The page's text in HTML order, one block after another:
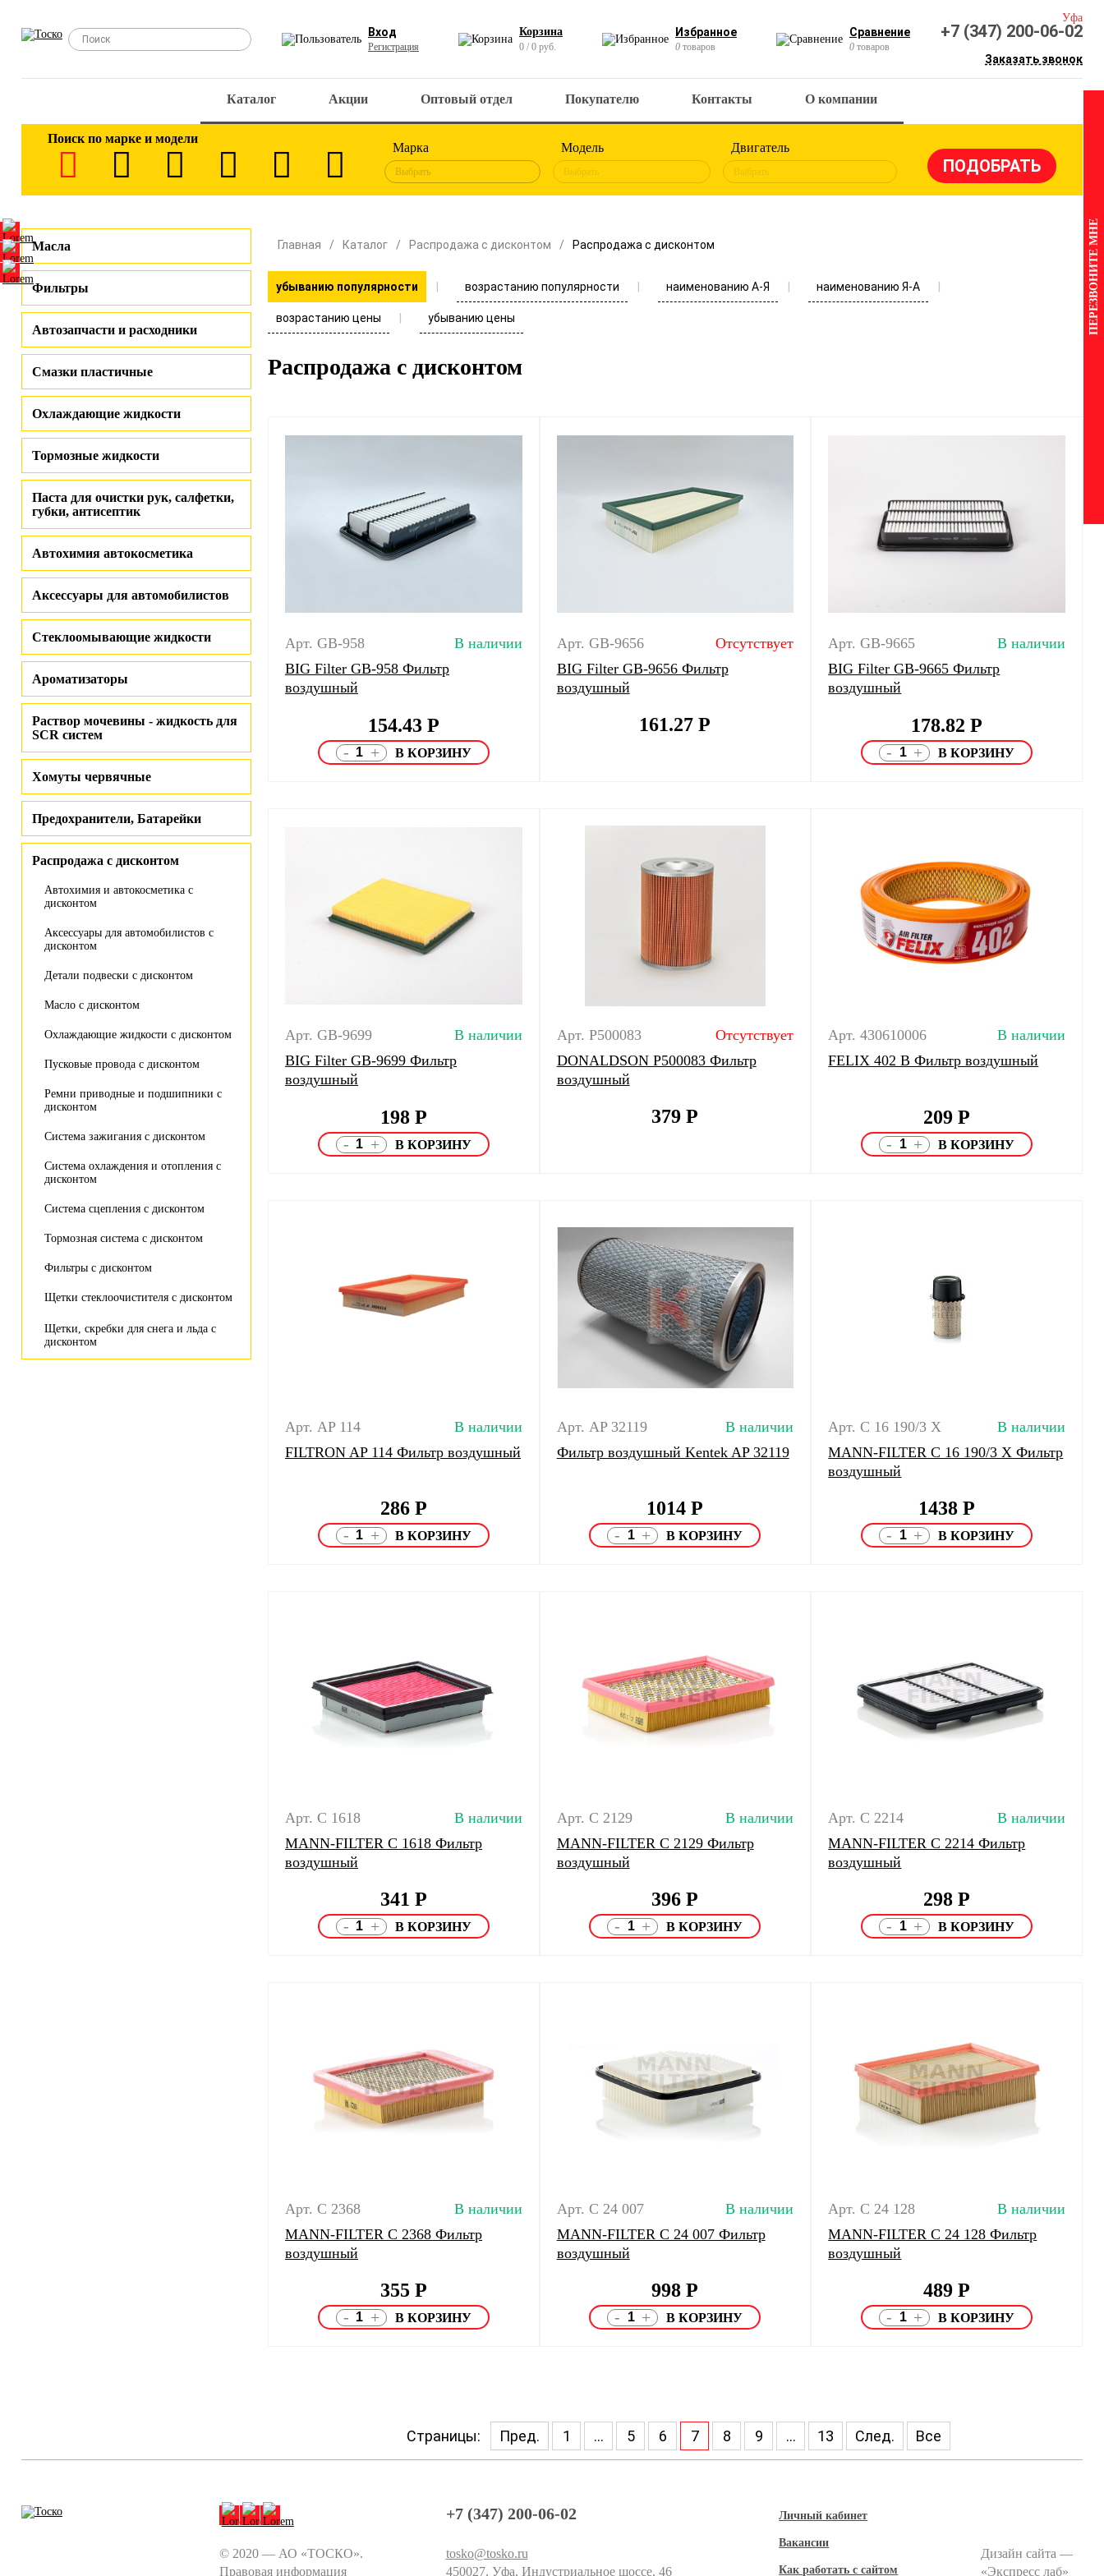
Вход
Регистрация
Корзина
0 / 0 руб.
Избранное
0 товаров
Сравнение
0 товаров
Уфа
+7 (347) 200-06-02
Заказать звонок
Каталог Акции Оптовый отдел Покупателю Контакты О компании
Поиск по марке и модели
Марка
Выбрать
Модель
Выбрать
Двигатель
Выбрать
Масла
Фильтры
Автозапчасти и расходники
Смазки пластичные
Охлаждающие жидкости
Тормозные жидкости
Паста для очистки рук, салфетки,
губки, антисептик
Автохимия автокосметика
Аксессуары для автомобилистов
Стеклоомывающие жидкости
Ароматизаторы
Раствор мочевины - жидкость для
SCR систем
Хомуты червячные
Предохранители, Батарейки
Распродажа с дисконтом
Автохимия и автокосметика с
дисконтом
Аксессуары для автомобилистов с
дисконтом
Детали подвески с дисконтом
Масло с дисконтом
Охлаждающие жидкости с дисконтом
Пусковые провода с дисконтом
Ремни приводные и подшипники с
дисконтом
Система зажигания с дисконтом
Система охлаждения и отопления с
дисконтом
Система сцепления с дисконтом
Тормозная система с дисконтом
Фильтры с дисконтом
Щетки стеклоочистителя с дисконтом
Щетки, скребки для снега и льда с
дисконтом
Главная Каталог Распродажа с дисконтом Распродажа с дисконтом
убыванию популярности возрастанию популярности наименованию А-Я наименованию Я-А
возрастанию цены убыванию цены
Распродажа с дисконтом
Арт. GB-958
В наличии
BIG Filter GB-958 Фильтр
воздушный
154.43 Р
- +
Арт. GB-9656
Отсутствует
BIG Filter GB-9656 Фильтр
воздушный
161.27Р
Арт. GB-9665
В наличии
BIG Filter GB-9665 Фильтр
воздушный
178.82Р
- +
Арт. GB-9699
В наличии
BIG Filter GB-9699 Фильтр
воздушный
198 Р
- +
Арт. P500083
Отсутствует
DONALDSON P500083 Фильтр
воздушный
379Р
Арт. 430610006
В наличии
FELIX 402 В Фильтр воздушный
209Р
- +
Арт. AP 114
В наличии
FILTRON AP 114 Фильтр воздушный
286 Р
- +
Арт. AP 32119
В наличии
Фильтр воздушный Kentek AP 32119
1014Р
- +
Арт. C 16 190/3 X
В наличии
MANN-FILTER C 16 190/3 X Фильтр
воздушный
1438Р
- +
Арт. C 1618
В наличии
MANN-FILTER C 1618 Фильтр
воздушный
341 Р
- +
Арт. C 2129
В наличии
MANN-FILTER C 2129 Фильтр
воздушный
396Р
- +
Арт. C 2214
В наличии
MANN-FILTER C 2214 Фильтр
воздушный
298Р
- +
Арт. C 2368
В наличии
MANN-FILTER C 2368 Фильтр
воздушный
355 Р
- +
Арт. C 24 007
В наличии
MANN-FILTER C 24 007 Фильтр
воздушный
998Р
- +
Арт. C 24 128
В наличии
MANN-FILTER C 24 128 Фильтр
воздушный
489Р
- +
Страницы: Пред. 1 ... 5 6 7 8 9 ... 13 След. Все
© 2020 — АО «ТОСКО».
Правовая информация
+7 (347) 200-06-02
tosko@tosko.ru
450027, Уфа, Индустриальное шоссе, 46
Личный кабинет
Вакансии
Как работать с сайтом
Дизайн сайта —
«Экспресс лаб»
ПЕРЕЗВОНИТЕ МНЕ